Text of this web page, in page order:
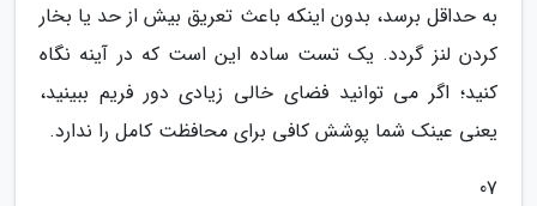
به حداقل برسد، بدون اینکه باعث تعریق بیش از حد یا بخار
کردن لنز گردد. یک تست ساده این است که در آینه نگاه
کنید؛ اگر می توانید فضای خالی زیادی دور فریم ببینید،
یعنی عینک شما پوشش کافی برای محافظت کامل را ندارد.
07